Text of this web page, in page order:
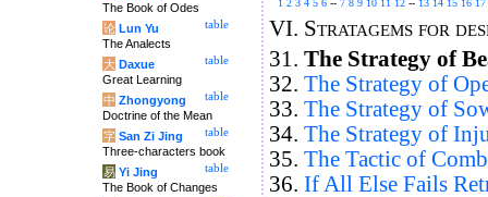
1 2 3 4 5 6-- 7 8 9 10 11 12-- 13 14 15 16 17
VI. Stratagems for
31. The Strategy of
32. The Strategy of
33. The Strategy of
34. The Strategy of
35. The Tactic of
36. If All Else Fails
The Book of Odes
table
论 Lun Yu
The Analects
table
大 Daxue
Great Learning
table
中 Zhongyong
Doctrine of the Mean
table
字 San Zi Jing
Three-characters book
table
易 Yi Jing
The Book of Changes